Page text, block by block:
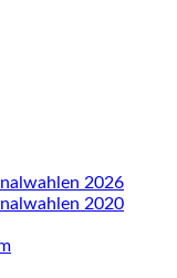
2026
2020